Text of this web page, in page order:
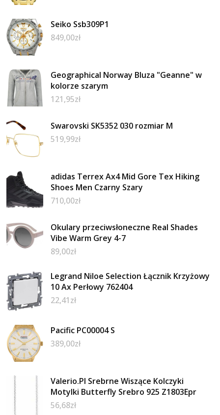
Seiko Ssb309P1
849,00zł
Geographical Norway Bluza "Geanne" w
kolorze szarym
121,95zł
Swarovski SK5352 030 rozmiar M
519,99zł
adidas Terrex Ax4 Mid Gore Tex Hiking
Shoes Men Czarny Szary
710,00zł
Okulary przeciwsłoneczne Real Shades
Vibe Warm Grey 4-7
89,00zł
Legrand Niloe Selection Łącznik Krzyżowy
10 Ax Perłowy 762404
22,41zł
Pacific PC00004 S
389,00zł
Valerio.Pl Srebrne Wiszące Kolczyki
Motylki Butterfly Srebro 925 Z1803Epr
56,68zł